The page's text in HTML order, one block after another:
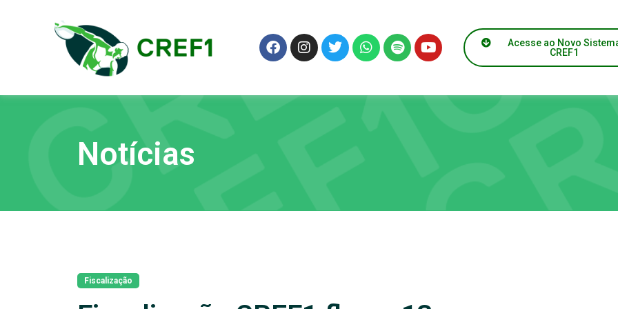
Acesse ao Novo
CREF1
Notícias
Fiscalização